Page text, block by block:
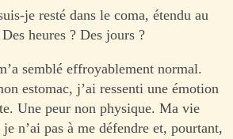
je resté dans le coma, étendu au
heures ? Des jours ?
semblé effroyablement normal.
estomac, j’ai ressenti une émotion
Une peur non physique. Ma vie
je n’ai pas à me défendre et, pourtant,